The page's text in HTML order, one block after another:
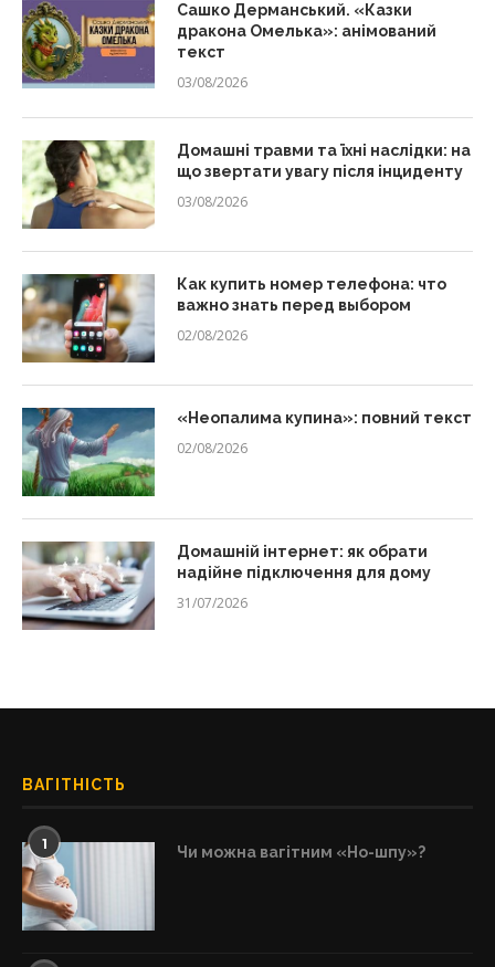
Сашко Дерманський. «Казки
дракона Омелька»: анімований
текст
03/08/2026
Домашні травми та їхні наслідки: на
що звертати увагу після інциденту
03/08/2026
Как купить номер телефона: что
важно знать перед выбором
02/08/2026
«Неопалима купина»: повний текст
02/08/2026
Домашній інтернет: як обрати
надійне підключення для дому
31/07/2026
ВАГІТНІСТЬ
1 Чи можна вагітним «Но-шпу»?